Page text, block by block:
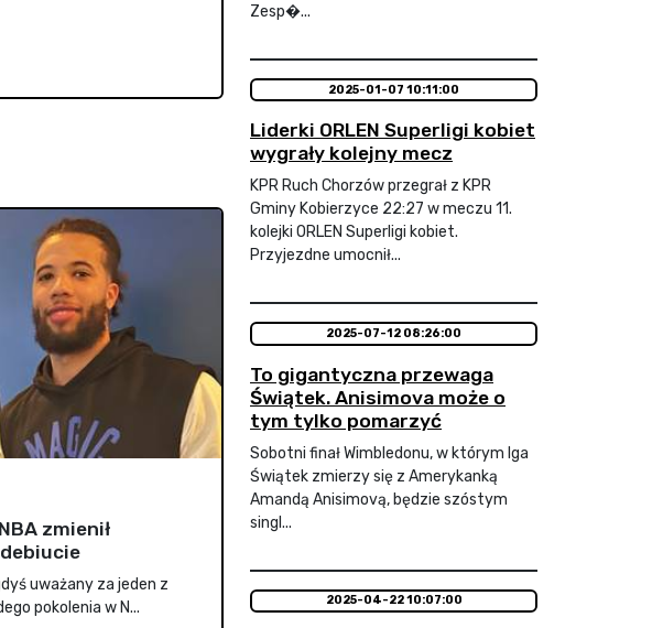
zmienił
uważany za jeden z
pokolenia w N...
Zesp�...
2025-01-07 10:11:00
Liderki ORLEN Superligi kobiet
wygrały kolejny mecz
KPR Ruch Chorzów przegrał z KPR
Gminy Kobierzyce 22:27 w meczu 11.
kolejki ORLEN Superligi kobiet.
Przyjezdne umocnił...
2025-07-12 08:26:00
To gigantyczna przewaga
Świątek. Anisimova może o
tym tylko pomarzyć
Sobotni finał Wimbledonu, w którym Iga
Świątek zmierzy się z Amerykanką
Amandą Anisimovą, będzie szóstym
singl...
2025-04-22 10:07:00